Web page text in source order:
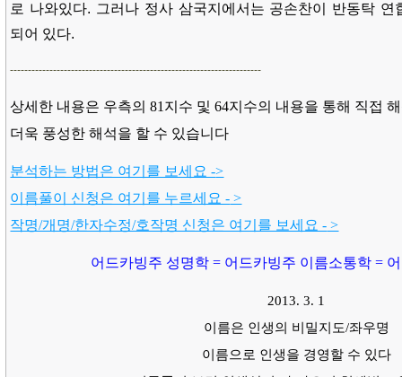
로 나와있다. 그러나 정사 삼국지에서는 공손찬이 반동탁 연
되어 있다.
----------------------------------------------------------------------
상세한 내용은 우측의 81지수 및 64지수의 내용을 통해 직접
더욱 풍성한 해석을 할 수 있습니다
분석하는 방법은 여기를 보세요 ->
이름풀이 신청은 여기를 누르세요 - >
작명/개명/한자수정/호작명 신청은 여기를 보세요 - >
어드카빙주 성명학 = 어드카빙주 이름소통학 =
2013. 3. 1
이름은 인생의 비밀지도/좌우명
이름으로 인생을 경영할 수 있다